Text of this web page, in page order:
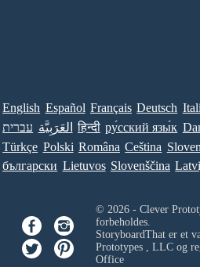
English Español Français Deutsch
עברית العَرَبِيَّة हिन्दी ру́сский язы́к
Türkçe Polski Româna Ceština
български Lietuvos Slovenščina
© 2026 - Clever
forbeholdes.
StoryboardThat er et
Prototypes , LLCog
Office